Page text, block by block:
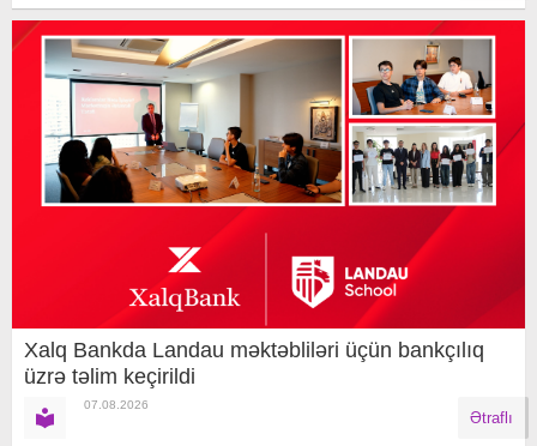
Xalq Bankda Landau məktəbliləri üçün bankçılıq
üzrə təlim keçirildi
07.08.2026
Ətraflı